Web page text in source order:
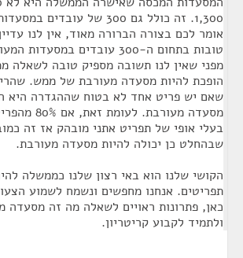
1,300. זה כולל גם 300 של
אומר לכם בצורה הברורה מאוד, אין לנו
טובות בתחום ה-300 עובדים
מפני שאין לנו תשובה מספיק טובה לשאלה
הופכת להיות מסעדה מעורבת של ממש. שהרי
שאם יש פריט אחד לא בטוח שההגדרה היא
מסעדה
בעלי אופי של תפריט אתני מובהק אז זה
שבהחלט כן יכולה להיות מסעדה מעורבת.
הקושי שלנו הוא באי רצון שלנו כממשלה
תפריטים. אנחנו מחפשים ונשמח לשמוע
כאן, פתרונות ראויים לשאלה מה זה מסעדה
ולתמיד לקבוע קריטריון.